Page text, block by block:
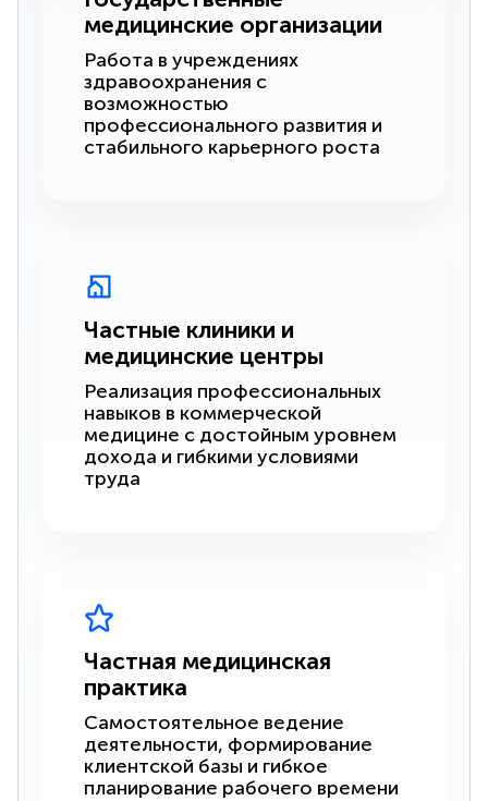
медицинские организации
Работа в учреждениях
здравоохранения с
возможностью
профессионального развития и
стабильного карьерного роста
Частные клиники и
медицинские центры
Реализация профессиональных
навыков в коммерческой
медицине с достойным уровнем
дохода и гибкими условиями
труда
Частная медицинская
практика
Самостоятельное ведение
деятельности, формирование
клиентской базы и гибкое
планирование рабочего времени